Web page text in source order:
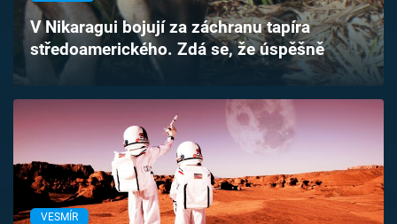
Sledujte prima+
Sledujte nás
V Nikaragui bojují za záchranu tapíra
středoamerického. Zdá se, že úspěšně
VESMÍR